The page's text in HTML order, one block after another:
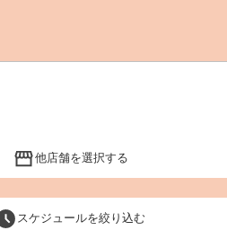
他店舗を選択する
スケジュールを絞り込む